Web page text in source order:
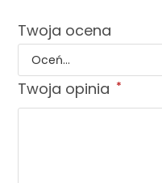
Twoja ocena
Twoja opinia *